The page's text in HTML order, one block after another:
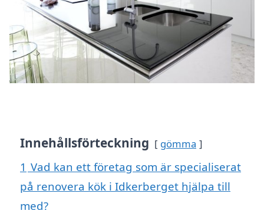
Innehållsförteckning gömma
1 Vad kan ett företag som är specialiserat
på renovera kök i Idkerberget hjälpa till
med?